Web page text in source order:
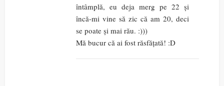
întâmplă, eu deja merg pe 22 și
încă-mi vine să zic că am 20, deci
se poate și mai rău. :)))
Mă bucur că ai fost răsfățată! :D